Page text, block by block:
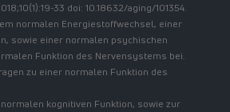
33 doi: 10.18632/aging/101354.
normalen Energiestoffwechsel, einer
sowie einer normalen psychischen
Funktion des Nervensystems bei.
zu einer normalen Funktion des
kognitiven Funktion, sowie zur